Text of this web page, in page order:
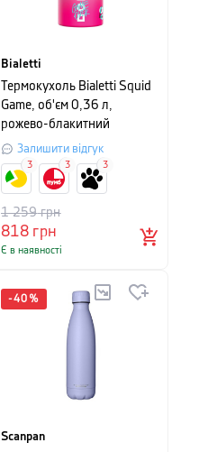
Bialetti
Термокухоль Bialetti Squid
Game, об'єм 0,36 л,
рожево-блакитний
Залишити відгук
818грн
1 259грн
Є в наявності
3 3 3
-40 %
Scanpan